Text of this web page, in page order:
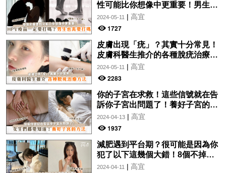
性可能比你想像中更重要！男生也
需要打嗎？
2024-05-11 | 高宜
1727
皮膚出現「疣」？其實十分常見！
皮膚科醫生推介的各種脫疣治療方
法分析！讓你一文了解~
2024-05-11 | 高宜
2283
你的子宮在求救！這些信號就在告
訴你子宮出問題了！養好子宮的方
法，女生們都要知道！
2024-04-13| 高宜
1937
減肥遇到平台期？很可能是因為你
犯了以下這幾個大錯！8個不掉秤
的原因，看看你有沒有踩雷！
2024-04-11 | 高宜